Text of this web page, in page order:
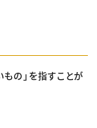
の」を指すことが